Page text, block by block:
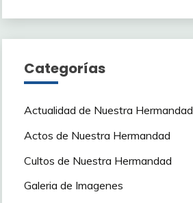
Categorías
Actualidad de Nuestra Hermandad
Actos de Nuestra Hermandad
Cultos de Nuestra Hermandad
Galeria de Imagenes